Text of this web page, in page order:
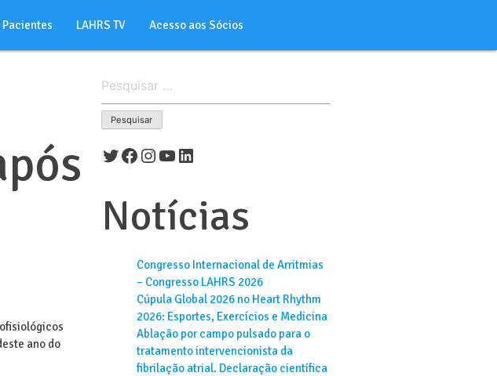
Pacientes LAHRS TV Acesso aos Sócios
ano do
por:
Twitter
Facebook
Instagram
Youtube
LinkedIn
Notícias
Congresso Internacional de Arritmias
– Congresso LAHRS 2026
Cúpula Global 2026 no Heart Rhythm
2026: Esportes, Exercícios e Medicina
Ablação por campo pulsado para o
tratamento intervencionista da
fibrilação atrial. Declaração científica